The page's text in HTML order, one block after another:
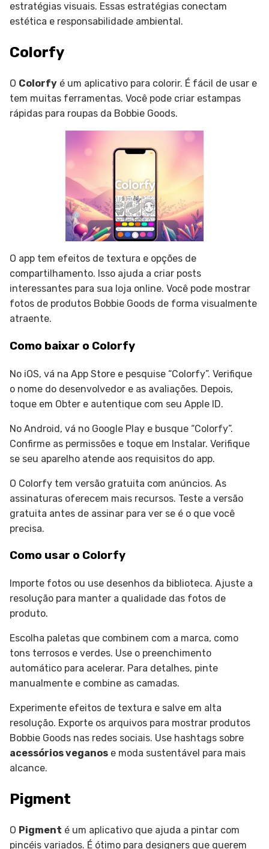
estratégias visuais. Essas estratégias conectam
estética e responsabilidade ambiental.
Colorfy
O Colorfy é um aplicativo para colorir. É fácil de usar e
tem muitas ferramentas. Você pode criar estampas
rápidas para roupas da Bobbie Goods.
O app tem efeitos de textura e opções de
compartilhamento. Isso ajuda a criar posts
interessantes para sua loja online. Você pode mostrar
fotos de produtos Bobbie Goods de forma visualmente
atraente.
Como baixar o Colorfy
No iOS, vá na App Store e pesquise “Colorfy”. Verifique
o nome do desenvolvedor e as avaliações. Depois,
toque em Obter e autentique com seu Apple ID.
No Android, vá no Google Play e busque “Colorfy”.
Confirme as permissões e toque em Instalar. Verifique
se seu aparelho atende aos requisitos do app.
O Colorfy tem versão gratuita com anúncios. As
assinaturas oferecem mais recursos. Teste a versão
gratuita antes de assinar para ver se é o que você
precisa.
Como usar o Colorfy
Importe fotos ou use desenhos da biblioteca. Ajuste a
resolução para manter a qualidade das fotos de
produto.
Escolha paletas que combinem com a marca, como
tons terrosos e verdes. Use o preenchimento
automático para acelerar. Para detalhes, pinte
manualmente e combine as camadas.
Experimente efeitos de textura e salve em alta
resolução. Exporte os arquivos para mostrar produtos
Bobbie Goods nas redes sociais. Use hashtags sobre
acessórios veganos e moda sustentável para mais
alcance.
Pigment
O Pigment é um aplicativo que ajuda a pintar com
pincéis variados. É ótimo para designers que querem